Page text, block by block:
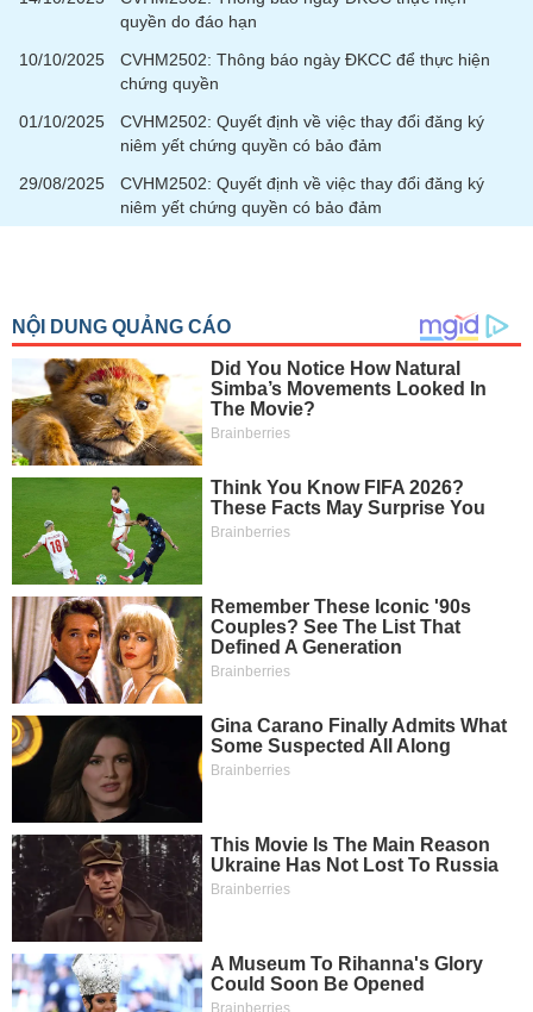
quyền do đáo hạn
10/10/2025
CVHM2502: Thông báo ngày ĐKCC để thực hiện
chứng quyền
01/10/2025
CVHM2502: Quyết định về việc thay đổi đăng ký
niêm yết chứng quyền có bảo đảm
29/08/2025
CVHM2502: Quyết định về việc thay đổi đăng ký
niêm yết chứng quyền có bảo đảm